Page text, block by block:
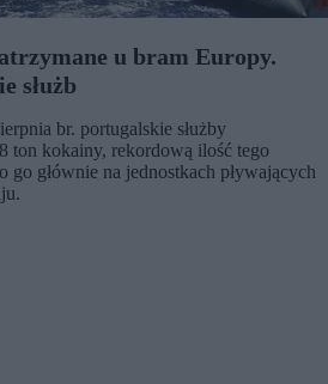
u bram Europy.
służb
br. portugalskie służby
ton kokainy, rekordową ilość tego
głównie na jednostkach pływających